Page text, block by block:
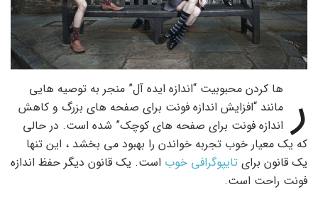
ر ها کردن محبوبیت “اندازه ایده آل” منجر به توصیه هایی
مانند “افزایش اندازه فونت برای صفحه های بزرگ و کاهش
اندازه فونت برای صفحه های کوچک” شده است. در حالی
که یک معیار خوب تجربه خواندن را بهبود می بخشد ، این تنها
یک قانون برای تایپوگرافی خوب است. یک قانون دیگر حفظ اندازه
فونت راحت است.